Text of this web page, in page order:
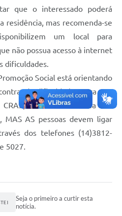
que o interessado poderá
residência, mas recomenda-se
um local para
não possua acesso à internet
dificuldades.
Social está orientando
dificuldades para que
localizado na Rua Cel
MAS AS pessoas devem ligar
dos telefones (14)3812-
5027.
Seja o primeiro a curtir esta
notícia.